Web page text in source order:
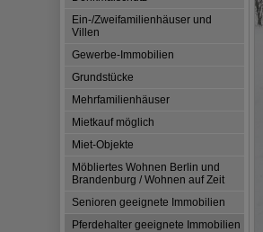
Ein-/Zweifamilienhäuser und
Villen
Gewerbe-Immobilien
Grundstücke
Mehrfamilienhäuser
Mietkauf möglich
Miet-Objekte
Möbliertes Wohnen Berlin und
Brandenburg / Wohnen auf Zeit
Senioren geeignete Immobilien
Pferdehalter geeignete Immobilien